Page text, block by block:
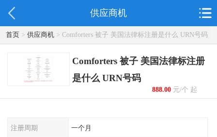
供应商机
首页> 供应商机> Comforters 被子 美国法律标注册是什么 URN号码
Comforters 被子 美国法律标注册
是什么 URN号码
888.00元/个 起
注册周期 一个月